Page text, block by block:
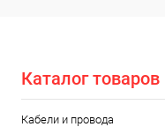
Каталог товаров
Кабели и провода